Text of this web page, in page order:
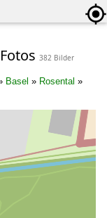
382 Bilder
Basel » Rosental »